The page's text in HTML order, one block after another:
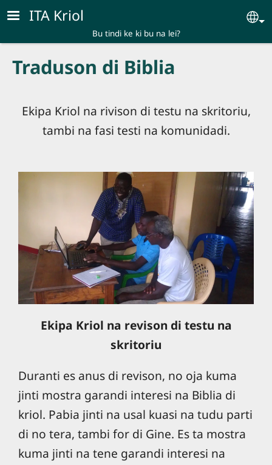
Skip to main content
ITA Kriol
Bu tindi ke ki bu na lei?
Traduson di Biblia
Ekipa Kriol na rivison di testu na skritoriu,
tambi na fasi testi na komunidadi.
Ekipa Kriol na revison di testu na
skritoriu
Duranti es anus di revison, no oja kuma
jinti mostra garandi interesi na Biblia di
kriol. Pabia jinti na usal kuasi na tudu parti
di no tera, tambi for di Gine. Es ta mostra
kuma jinti na tene garandi interesi na